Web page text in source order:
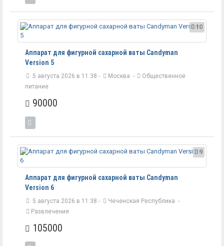
10
Аппарат для фигурной сахарной ваты Candyman
Version 5
5 августа 2026 в 11:38 - Москва -
Общественное
питание
90000
9
Аппарат для фигурной сахарной ваты Candyman
Version 6
5 августа 2026 в 11:38 - Чеченская Республика -
Развлечения
105000